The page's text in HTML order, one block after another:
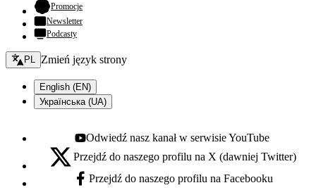
Promocje- otwiera się w nowej karcie
Newsletter
Podcasty
Zmień język - bieżący:
PL Zmień język strony
English (EN)
Українська (UA)
Youtube - otwiera się w nowej karcie
Odwiedź nasz kanał w serwisie YouTube
X - otwiera się w nowej karcie
Przejdź do naszego profilu na X (dawniej Twitter)
Facebook - otwiera się w nowej karcie
Przejdź do naszego profilu na Facebooku